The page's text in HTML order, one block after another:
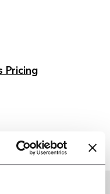
Pricing